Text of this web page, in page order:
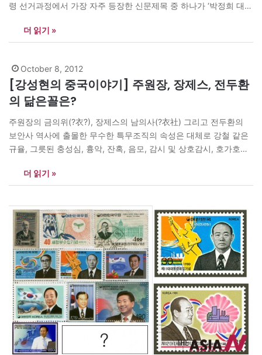
령 선거과정에서 가장 자주 등장한 신문제목 중 하나가 ‘박정희 대
로 묶다니? 중앙일보는 신행정수도추진위원장을 지낸 김안제(76)
서울대 명예교수 겸 한국자치발전연구원장을 인터뷰했다. -세종의
더 읽기 »
October 8, 2012
[강성현의 중국이야기] 주원장, 장제스, 전두환
의 닮은꼴은?
주원장의 금의위(?衣?), 장제스의 남의사(?衣社) 그리고 전두환의
보안사 역사에 출몰한 무수한 특무조직의 속성은 대체로 강철 같은
규율, 그릇된 충성심, 흉악, 잔혹, 음모, 감시 및 상호감시, 호가호위,
상 사회에 온갖 해악을 끼치다 결국 종막을 고하고 만다. 봉건시대
황제들이나 히틀러, 장제스를 비롯한 동서고금의 독재자들은 자신
더 읽기 »